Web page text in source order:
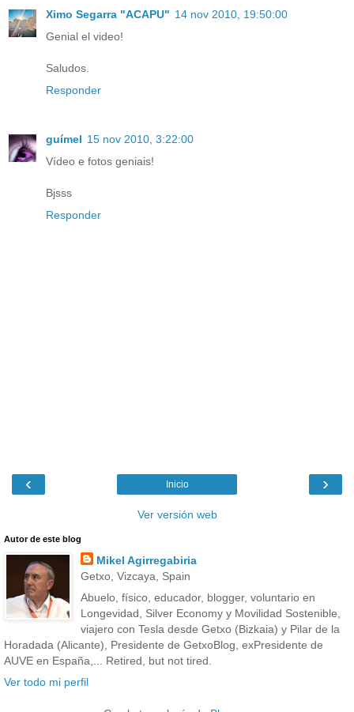
Ximo Segarra "ACAPU" 14 nov 2010, 19:50:00
Genial el video!
Saludos.
Responder
guímel 15 nov 2010, 3:22:00
Vídeo e fotos geniais!
Bjsss
Responder
‹ ›
Inicio
Ver versión web
Autor de este blog
Mikel Agirregabiria
Getxo, Vizcaya, Spain
Abuelo, físico, educador, blogger, voluntario en
Longevidad, Silver Economy y Movilidad Sostenible,
viajero con Tesla desde Getxo (Bizkaia) y Pilar de la
Horadada (Alicante), Presidente de GetxoBlog, exPresidente de
AUVE en España,... Retired, but not tired.
Ver todo mi perfil